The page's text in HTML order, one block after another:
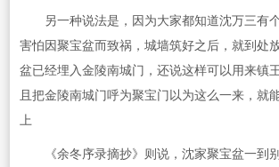
另一种说法是，因为大家都知道沈万三有
害怕因聚宝盆而致祸，城墙筑好之后，就到处
盆已经埋入金陵南城门，还说这样可以用来镇
且把金陵南城门呼为聚宝门以为这么一来，就
上
《余冬序录摘抄》则说，沈家聚宝盆一到